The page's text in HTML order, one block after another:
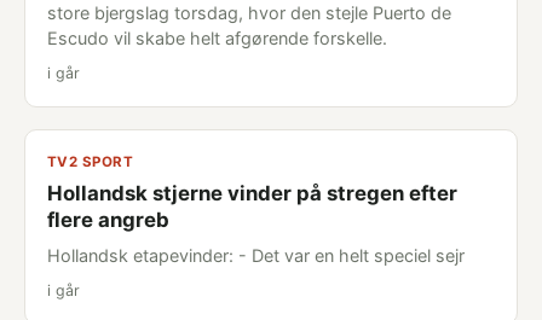
store bjergslag torsdag, hvor den stejle Puerto de
Escudo vil skabe helt afgørende forskelle.
i går
TV2 SPORT
Hollandsk stjerne vinder på stregen efter
flere angreb
Hollandsk etapevinder: - Det var en helt speciel sejr
i går